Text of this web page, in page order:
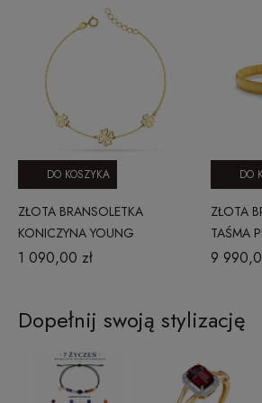
ZŁOTA BRANSOLETKA
KONICZYNA YOUNG
020220248
1 090,00 zł
DO KOSZYKA
ZŁOTA
TAŚMA
9
DO
Dopełnij swoją stylizację